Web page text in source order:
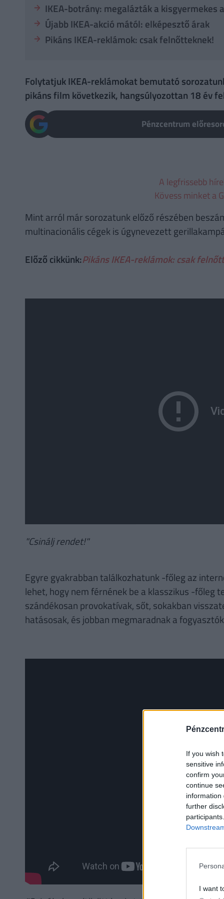
If you wish
sensitive
confirm
continue
information
further
I want
IKEA-botrány: megalázták a kisgyermekes
Újabb IKEA-akció mától: elképesztő árak
Pikáns IKEA-reklámok: csak felnőtteknek!
Folytatjuk IKEA-reklámokat bemutató
pikáns film következik, hangsúlyozottan 18 év
Pénzcentrum
A legfrissebb
Kövess minket a
Mint arról már sorozatunk előző részében
multinacionális cégek is úgynevezett
Előző cikkünk:Pikáns IKEA-reklámok: csak
"Csinálj rendet!"
Egyre gyakrabban találkozhatunk -főleg az
lehet, hogy nem férnének be a klasszikus -főleg
szándékosan provokatívak, sőt, sokakban
hatásosak, és jobban megmaradnak a